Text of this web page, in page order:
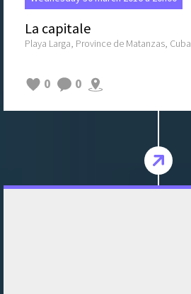
La capitale
Playa Larga, Province de Matanzas, Cuba
0 0